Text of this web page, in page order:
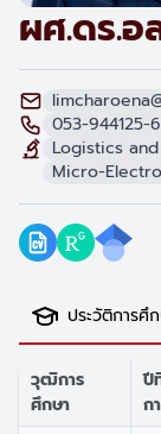
ผศ.ดร.
053-944125-6
Logistics
Micro-
ประวัติการศึ
วุฒิการ
ศึกษา
ปี
ก